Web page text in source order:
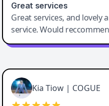
Great services
Great services, and lovely
service. Would
Cody Crabb
Great service, Best AI tool
Kia Tiow | COGUE